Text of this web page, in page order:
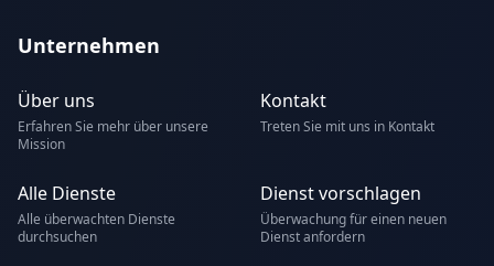
Unternehmen
Über uns
Erfahren Sie mehr über unsere
Mission
Kontakt
Treten Sie mit uns in Kontakt
Alle Dienste
Alle überwachten Dienste
durchsuchen
Dienst vorschlagen
Überwachung für einen neuen
Dienst anfordern